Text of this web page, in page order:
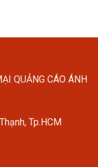
QUẢNG CÁO ÁNH
Tp.HCM